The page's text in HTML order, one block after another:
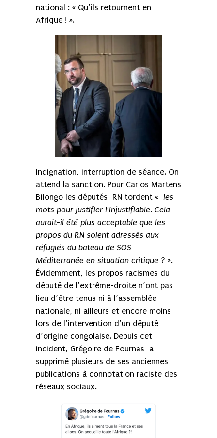
national : « Qu’ils retournent en
Afrique ! ».
Indignation, interruption de séance. On
attend la sanction. Pour Carlos Martens
Bilongo les députés RN tordent « les
mots pour justifier l’injustifiable. Cela
aurait-il été plus acceptable que les
propos du RN soient adressés aux
réfugiés du bateau de SOS
Méditerranée en situation critique ? ».
Évidemment, les propos racismes du
député de l’extrême-droite n’ont pas
lieu d’être tenus ni à l’assemblée
nationale, ni ailleurs et encore moins
lors de l’intervention d’un député
d’origine congolaise. Depuis cet
incident, Grégoire de Fournas a
supprimé plusieurs de ses anciennes
publications à connotation raciste des
réseaux sociaux.